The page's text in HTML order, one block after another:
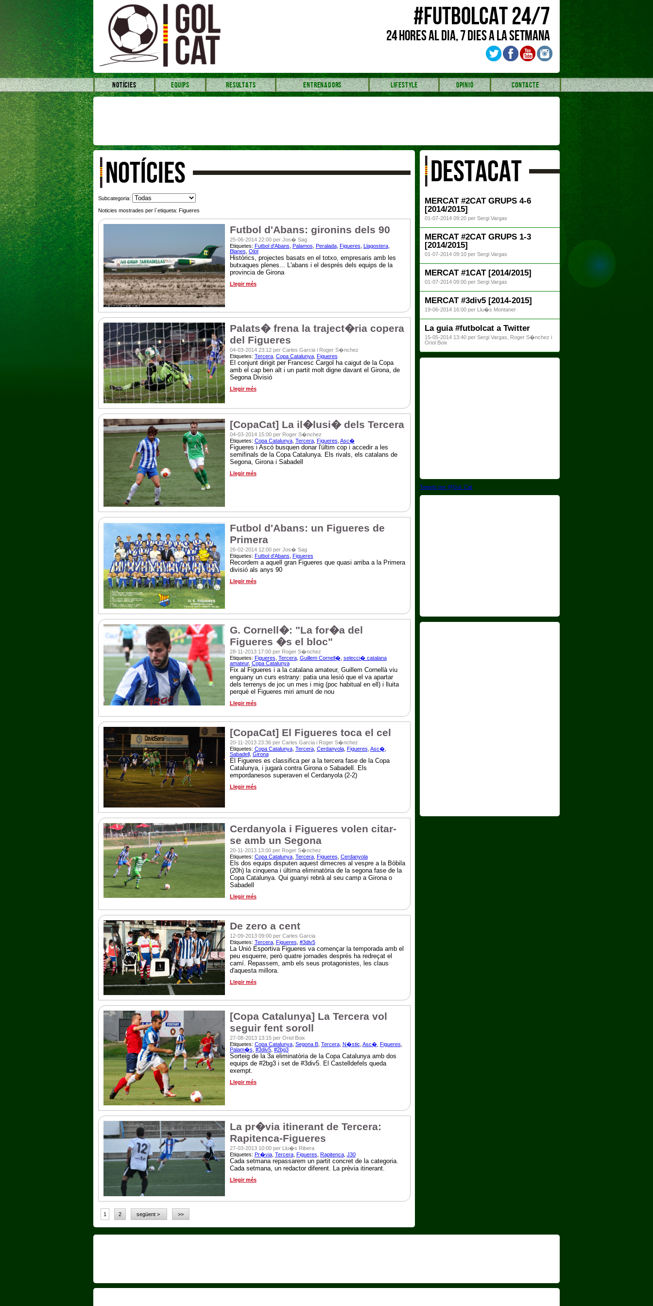
#FUTBOLCAT 24/7
24 HORES AL DIA, 7 DIES A LA SETMANA
NOTÍCIES EQUIPS RESULTATS ENTRENADORS LIFESTYLE OPINIÓ CONTACTE
NOTÍCIES
Subcategoria:
Noticies mostrades per l`etiqueta: Figueres
Futbol d'Abans: gironins dels 90
25-06-2014 22:00 per Jos� Sag
Etiquetes: Futbol d'Abans Palamos Peralada, Figueres Llagostera,
Blanes Olot
Històrics, projectes basats en el totxo, empresaris amb les
butxaques plenes... L'abans i el després dels equips de la
provincia de Girona
Llegir més
Palats� frena la traject�ria copera
del Figueres
04-03-2014 23:12 per Carles Garcia i Roger S�nchez
Etiquetes: Tercera, Copa Catalunya, Figueres
El conjunt dirigit per Francesc Cargol ha caigut de la Copa
amb el cap ben alt i un partit molt digne davant el Girona, de
Segona Divisió
Llegir més
[CopaCat] La il�lusi� dels Tercera
04-03-2014 15:00 per Roger S�nchez
Etiquetes: Copa Catalunya, Tercera, Figueres Asc�
Figueres i Ascó busquen donar l'últim cop i accedir a les
semifinals de la Copa Catalunya. Els rivals, els catalans de
Segona, Girona i Sabadell
Llegir més
Futbol d'Abans: un Figueres de
Primera
26-02-2014 12:00 per Jos� Sag
Etiquetes: Futbol d'Abans Figueres
Recordem a aquell gran Figueres que quasi arriba a la Primera
divisió als anys 90
Llegir més
G. Cornell�: "La for�a del
Figueres �s el bloc"
28-11-2013 17:00 per Roger S�nchez
Etiquetes: Figueres Tercera, Guillem Cornell�, selecci� catalana
amateur, Copa Catalunya
Fix al Figueres i a la catalana amateur, Guillem Cornellà viu
enguany un curs estrany: patia una lesió que el va apartar
dels terrenys de joc un mes i mig (poc habitual en ell) i lluita
perquè el Figueres miri amunt de nou
Llegir més
[CopaCat] El Figueres toca el cel
20-11-2013 23:36 per Carles Garcia i Roger S�nchez
Etiquetes: Copa Catalunya, Tercera, Cerdanyola, Figueres Asc�,
Sabadell, Girona
El Figueres es classifica per a la tercera fase de la Copa
Catalunya, i jugarà contra Girona o Sabadell. Els
empordanesos superaven el Cerdanyola (2-2)
Llegir més
Cerdanyola i Figueres volen citar-
se amb un Segona
20-11-2013 13:00 per Roger S�nchez
Etiquetes: Copa Catalunya, Tercera, Figueres Cerdanyola
Els dos equips disputen aquest dimecres al vespre a la Bòbila
(20h) la cinquena i última eliminatòria de la segona fase de la
Copa Catalunya. Qui guanyi rebrà al seu camp a Girona o
Sabadell
Llegir més
De zero a cent
12-09-2013 09:00 per Carles Garcia
Etiquetes: Tercera, Figueres #3div5
La Unió Esportiva Figueres va començar la temporada amb el
peu esquerre, però quatre jornades després ha redreçat el
camí. Repassem, amb els seus protagonistes, les claus
d'aquesta millora.
Llegir més
[Copa Catalunya] La Tercera vol
seguir fent soroll
27-08-2013 13:15 per Oriol Boix
Etiquetes: Copa Catalunya, Segona B, Tercera, N�stic Asc�, Figueres
Palam�s #3div5, #2bg3
Sorteig de la 3a eliminatòria de la Copa Catalunya amb dos
equips de #2bg3 i set de #3div5. El Castelldefels queda
exempt.
Llegir més
La pr�via itinerant de Tercera:
Rapitenca-Figueres
27-03-2013 10:00 per Llu�s Ribera
Etiquetes: Pr�via, Tercera, Figueres Rapitenca, J30
Cada setmana repassarem un partit concret de la categoria.
Cada setmana, un redactor diferent. La prèvia itinerant.
Llegir més
1 2 següent > >>
DESTACAT
MERCAT #2CAT GRUPS 4-6
[2014/2015]
01-07-2014 09:20 per Sergi Vargas
MERCAT #2CAT GRUPS 1-3
[2014/2015]
01-07-2014 09:10 per Sergi Vargas
MERCAT #1CAT [2014/2015]
01-07-2014 09:00 per Sergi Vargas
MERCAT #3div5 [2014-2015]
19-06-2014 16:00 per Llu�s Montaner
La guia #futbolcat a Twitter
15-05-2014 13:40 per Sergi Vargas, Roger S�nchez i
Oriol Boix
Tweets por @Gol_Cat